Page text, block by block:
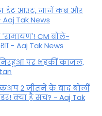
डेट आउट, जानें कब और
Tak News
'रामायण'! CM बोले-
- Aaj Tak News
पर भड़कीं काजल,
2 जीतने के बाद बोलीं
क्या है सच? - Aaj Tak